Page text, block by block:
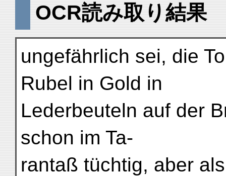
OCR読み取り結果
ungefährlich sei, die
Rubel in Gold in
Lederbeuteln auf der
schon im Ta-
rantaß tüchtig, aber